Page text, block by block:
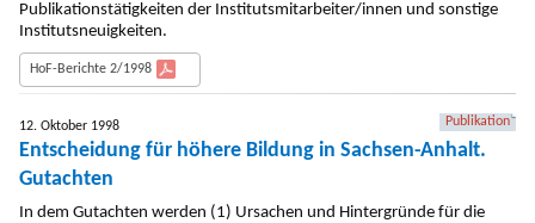
Publikationstätigkeiten der Institutsmitarbeiter/innen und sonstige
Institutsneuigkeiten.
HoF-Berichte 2/1998
12. Oktober 1998 Publikation
Entscheidung für höhere Bildung in Sachsen-Anhalt.
Gutachten
In dem Gutachten werden (1) Ursachen und Hintergründe für die